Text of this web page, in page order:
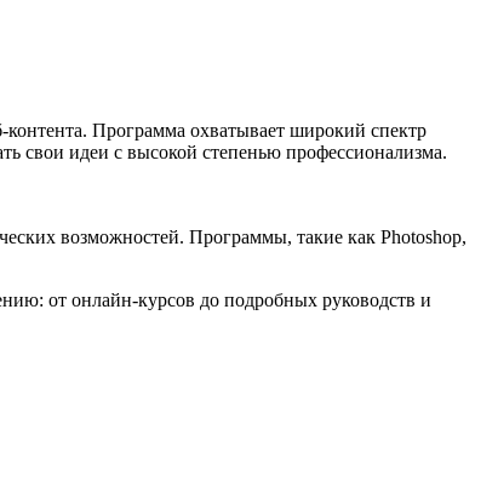
Программа охватывает широкий спектр
свои идеи с высокой степенью профессионализма.
возможностей. Программы, такие как Photoshop,
от онлайн-курсов до подробных руководств и